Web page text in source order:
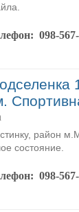
098-
район
состояние.
098-